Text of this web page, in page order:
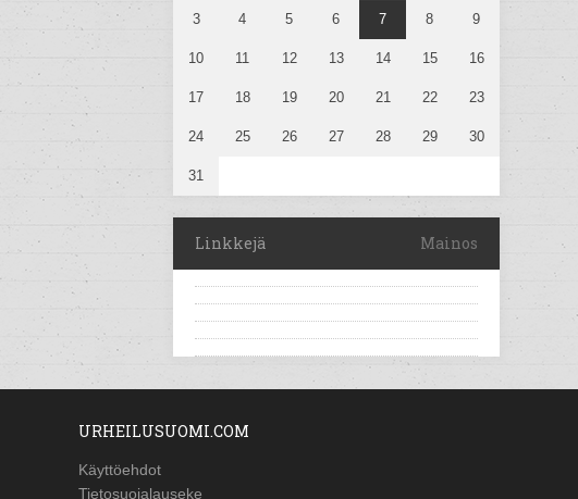
3 4 5 6 7 8 9
10 11 12 13 14 15 16
17 18 19 20 21 22 23
24 25 26 27 28 29 30
31
Linkkejä Mainos
URHEILUSUOMI.COM
Käyttöehdot
Tietosuojalauseke